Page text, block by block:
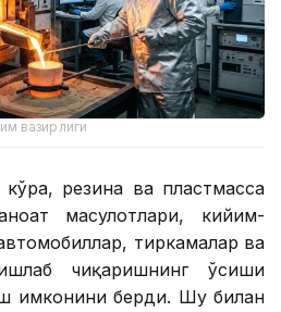
вазирлиги
кўра, резина ва пластмасса
маҳсулотлари, кийим-
тиркамалар ва
чиқаришнинг ўсиши
имконини берди. Шу билан